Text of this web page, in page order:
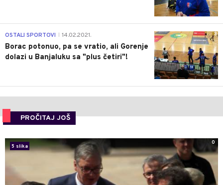
3
OSTALI SPORTOVI 14.02.2021.
Borac potonuo, pa se vratio, ali Gorenje
dolazi u Banjaluku sa "plus četiri"!
PROČITAJ JOŠ
5 slika
0